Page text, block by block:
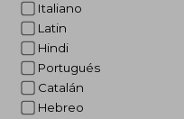
Italiano
Latin
Hindi
Portugués
Catalán
Hebreo